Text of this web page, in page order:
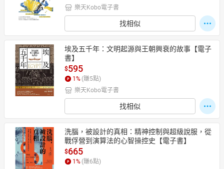
樂天Kobo電子書
找相似
埃及五千年：文明起源與王朝興衰的故事【電子
書】
$595
1 % (賺5點)
樂天Kobo電子書
找相似
洗腦，被設計的真相：精神控制與超級說服，從
戰俘營到演算法的心智操控史【電子書】
$665
1 % (賺6點)